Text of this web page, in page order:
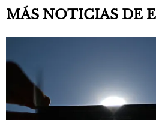
MÁS NOTICIAS DE